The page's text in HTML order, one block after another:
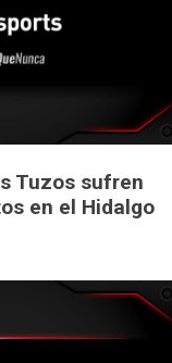
Tuzos sufren
en el Hidalgo